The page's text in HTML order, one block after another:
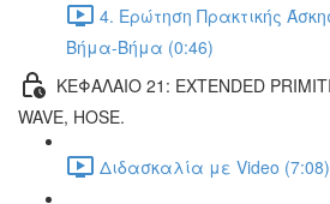
4. Ερώτηση Πρακτικής
Βήμα-Βήμα (0:46)
ΚΕΦΑΛΑΙΟ 21: EXTENDED
WAVE, HOSE.
Διδασκαλία με Video (7:08)